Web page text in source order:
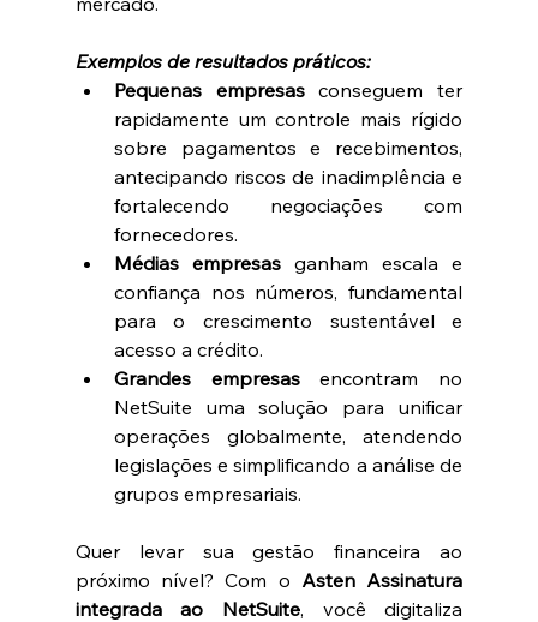
Exemplos de resultados práticos:
Pequenas empresas conseguem ter
rapidamente um controle mais rígido
sobre pagamentos e recebimentos,
antecipando riscos de inadimplência e
fortalecendo negociações com
fornecedores.
Médias empresas ganham escala e
confiança nos números, fundamental
para o crescimento sustentável e
acesso a crédito.
Grandes empresas encontram no
NetSuite uma solução para unificar
operações globalmente, atendendo
legislações e simplificando a análise de
grupos empresariais.
Quer levar sua gestão financeira ao
próximo nível? Com o Asten Assinatura
integrada ao NetSuite, você digitaliza